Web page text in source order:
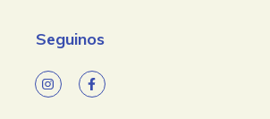
Seguinos